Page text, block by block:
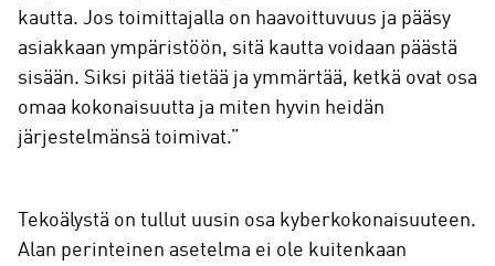
kautta. Jos toimittajalla on haavoittuvuus ja pääsy
asiakkaan ympäristöön, sitä kautta voidaan päästä
sisään. Siksi pitää tietää ja ymmärtää, ketkä ovat osa
omaa kokonaisuutta ja miten hyvin heidän
järjestelmänsä toimivat.”
Tekoälystä on tullut uusin osa kyberkokonaisuuteen.
Alan perinteinen asetelma ei ole kuitenkaan